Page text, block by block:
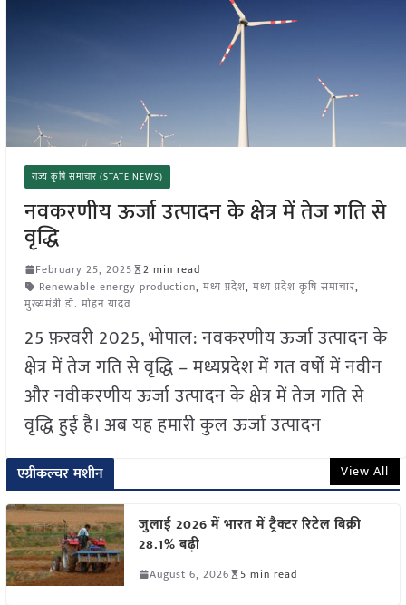
राज्य कृषि समाचार (STATE NEWS)
नवकरणीय ऊर्जा उत्पादन के क्षेत्र में तेज गति से
वृद्धि
February 25, 2025
2 min read
Renewable energy production, मध्य प्रदेश, मध्य प्रदेश कृषि समाचार,
मुख्यमंत्री डॉ. मोहन यादव
25 फ़रवरी 2025, भोपाल: नवकरणीय ऊर्जा उत्पादन के
क्षेत्र में तेज गति से वृद्धि – मध्यप्रदेश में गत वर्षों में नवीन
और नवीकरणीय ऊर्जा उत्पादन के क्षेत्र में तेज गति से
वृद्धि हुई है। अब यह हमारी कुल ऊर्जा उत्पादन
एग्रीकल्चर मशीन View All
जुलाई 2026 में भारत में ट्रैक्टर रिटेल बिक्री
28.1% बढ़ी
August 6, 2026 5 min read